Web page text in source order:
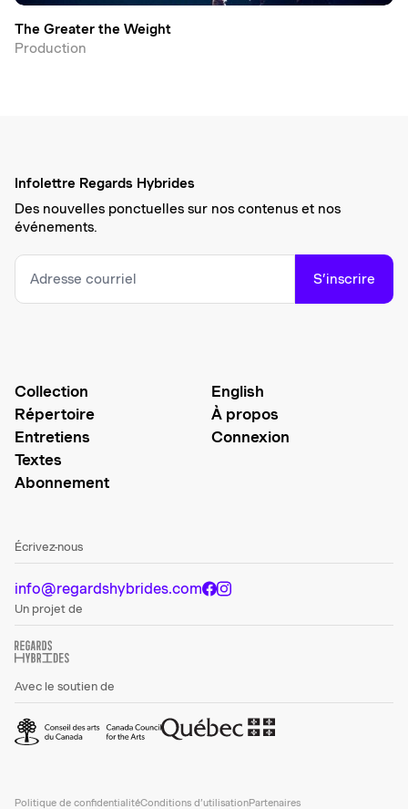
The Greater the Weight
Production
Infolettre Regards Hybrides
Des nouvelles ponctuelles sur nos contenus et nos
événements.
S’inscrire
Collection
Répertoire
Entretiens
Textes
Abonnement
English
À propos
Connexion
Écrivez-nous
info@regardshybrides.com
Un projet de
Avec le soutien de
Politique de confidentialitéConditions d’utilisationPartenaires